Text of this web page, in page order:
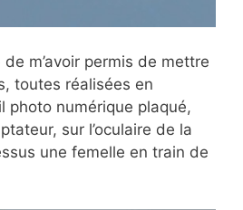
m’avoir permis de mettre
toutes réalisées en
photo numérique plaqué,
sur l’oculaire de la
une femelle en train de